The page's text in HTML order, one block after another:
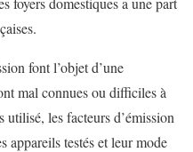
font l’objet d’une
mal connues ou difficiles à
les facteurs d’émission
appareils testés et leur mode